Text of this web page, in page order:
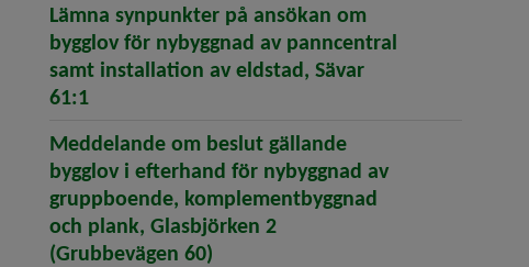
Lämna synpunkter på ansökan om
bygglov för nybyggnad av panncentral
samt installation av eldstad, Sävar
61:1(öppnar artikeln Lämna synpunkter på
Meddelande om beslut gällande
bygglov i efterhand för nybyggnad av
gruppboende, komplementbyggnad
och plank, Glasbjörken 2
(Grubbevägen 60)